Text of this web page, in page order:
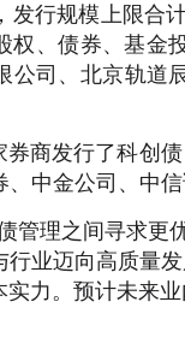
发行规模上限合
权、债券、基金
公司、北京轨道
券商发行了科创
、中金公司、中
管理之间寻求更
业迈向高质量
力。预计未来